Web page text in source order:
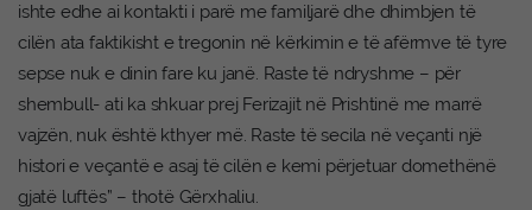
ishte edhe ai kontakti i parë me familjarë dhe dhimbjen të
cilën ata faktikisht e tregonin në kërkimin e të afërmve të tyre
sepse nuk e dinin fare ku janë. Raste të ndryshme – për
shembull- ati ka shkuar prej Ferizajit në Prishtinë me marrë
vajzën, nuk është kthyer më. Raste të secila në veçanti një
histori e veçantë e asaj të cilën e kemi përjetuar domethënë
gjatë luftës” – thotë Gërxhaliu.